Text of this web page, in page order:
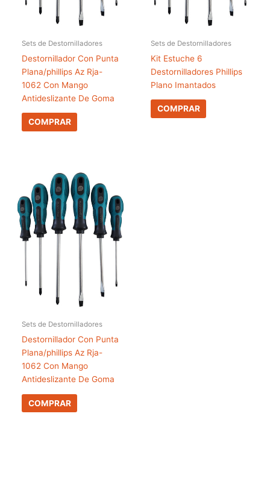
Sets de Destornilladores
Destornillador Con Punta
Plana/phillips Az Rja-
1062 Con Mango
Antideslizante De Goma
COMPRAR
Sets de Destornilladores
Kit Estuche 6
Destornilladores Phillips
Plano Imantados
COMPRAR
Sets de Destornilladores
Destornillador Con Punta
Plana/phillips Az Rja-
1062 Con Mango
Antideslizante De Goma
COMPRAR